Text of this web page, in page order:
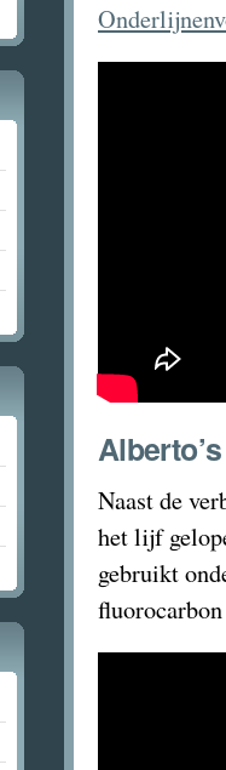
Naast de
het lijf
gebruikt